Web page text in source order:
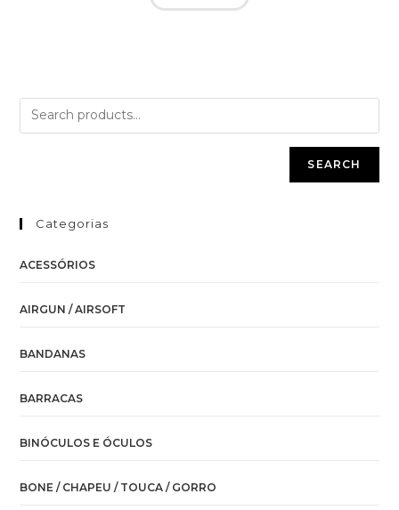
SEARCH
Categorias
ACESSÓRIOS
AIRGUN / AIRSOFT
BANDANAS
BARRACAS
BINÓCULOS E ÓCULOS
BONE / CHAPEU / TOUCA / GORRO